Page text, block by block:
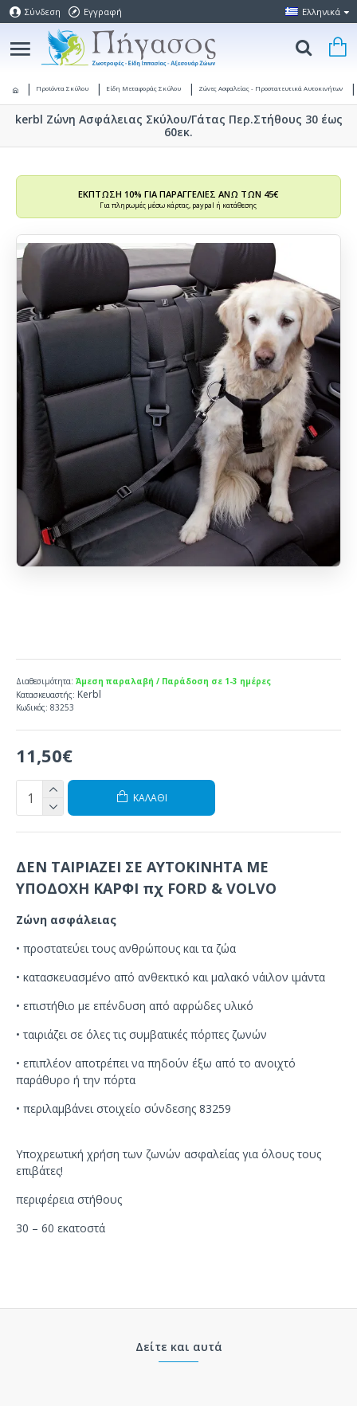
Σύνδεση Εγγραφή Ελληνικά
Προϊόντα Σκύλου Είδη Μεταφοράς Σκύλου Ζώνες Ασφαλείας - Προστατευτικά Αυτοκινήτων
kerbl Ζώνη Ασφάλειας Σκύλου/Γάτας Περ.Στήθους 30 έως
60εκ.
ΕΚΠΤΩΣΗ 10% ΓΙΑ ΠΑΡΑΓΓΕΛΙΕΣ ΑΝΩ ΤΩΝ 45€
Για πληρωμές μέσω κάρτας, paypal ή κατάθεσης
11,50€
Διαθεσιμότητα: Άμεση παραλαβή / Παράδοση σε 1-3 ημέρες
Κατασκευαστής: Kerbl
Κωδικός: 83253
ΚΑΛΆΘΙ
ΔΕΝ ΤΑΙΡΙΑΖΕΙ ΣΕ ΑΥΤΟΚΙΝΗΤΑ ΜΕ
ΥΠΟΔΟΧΗ ΚΑΡΦΙ πχ FORD & VOLVO
Ζώνη ασφάλειας
• προστατεύει τους ανθρώπους και τα ζώα
• κατασκευασμένο από ανθεκτικό και μαλακό νάιλον ιμάντα
• επιστήθιο με επένδυση από αφρώδες υλικό
• ταιριάζει σε όλες τις συμβατικές πόρπες ζωνών
• επιπλέον αποτρέπει να πηδούν έξω από το ανοιχτό
παράθυρο ή την πόρτα
• περιλαμβάνει στοιχείο σύνδεσης 83259
Υποχρεωτική χρήση των ζωνών ασφαλείας για όλους τους
επιβάτες!
περιφέρεια στήθους
30 – 60 εκατοστά
Δείτε και αυτά